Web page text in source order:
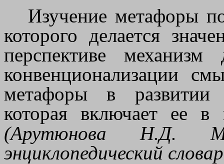
Изучение метафоры
которого делается
перспективе
конвенционализации
метафоры в развитии
которая включает ее в
(Арутюнова Н.Д.
энциклопедический